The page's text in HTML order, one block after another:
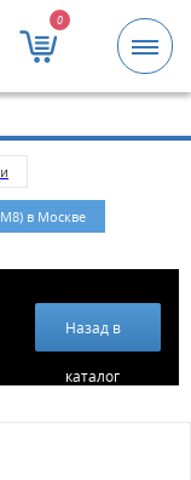
0
Минимальная
в Москве
Назад в
каталог